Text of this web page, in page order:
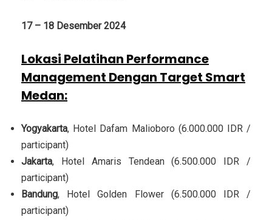
17 – 18 Desember 2024
Lokasi Pelatihan Performance
Management Dengan Target Smart
Medan:
Yogyakarta, Hotel Dafam Malioboro (6.000.000 IDR /
participant)
Jakarta, Hotel Amaris Tendean (6.500.000 IDR /
participant)
Bandung, Hotel Golden Flower (6.500.000 IDR /
participant)